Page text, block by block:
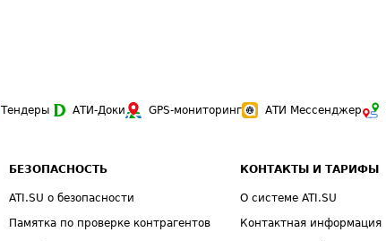
Тендеры АТИ-Доки GPS-мониторинг АТИ Мессенджер
БЕЗОПАСНОСТЬ
ATI.SU о безопасности
Памятка по проверке контрагентов
КОНТАКТЫ И ТАРИФЫ
О системе ATI.SU
Контактная информация